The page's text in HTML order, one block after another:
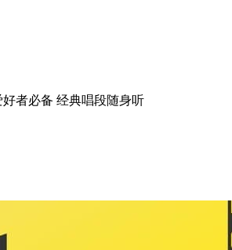
好者必备 经典唱段随身听